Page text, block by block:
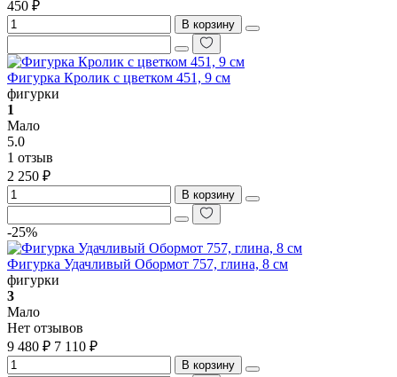
450 ₽
В корзину
Фигурка Кролик с цветком 451, 9 см
фигурки
1
Мало
5.0
1 отзыв
2 250 ₽
В корзину
-25%
Фигурка Удачливый Обормот 757, глина, 8 см
фигурки
3
Мало
Нет отзывов
9 480 ₽ 7 110 ₽
В корзину